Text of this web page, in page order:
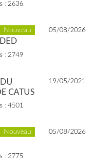
: 2636
Nouveau 05/08/2026
: 2749
19/05/2021
CATUS
: 4501
Nouveau 05/08/2026
: 2775